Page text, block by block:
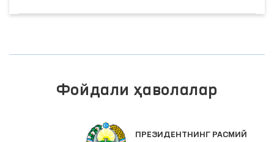
Фойдали ҳаволалар
ПРЕЗИДЕНТНИНГ РАСМИЙ